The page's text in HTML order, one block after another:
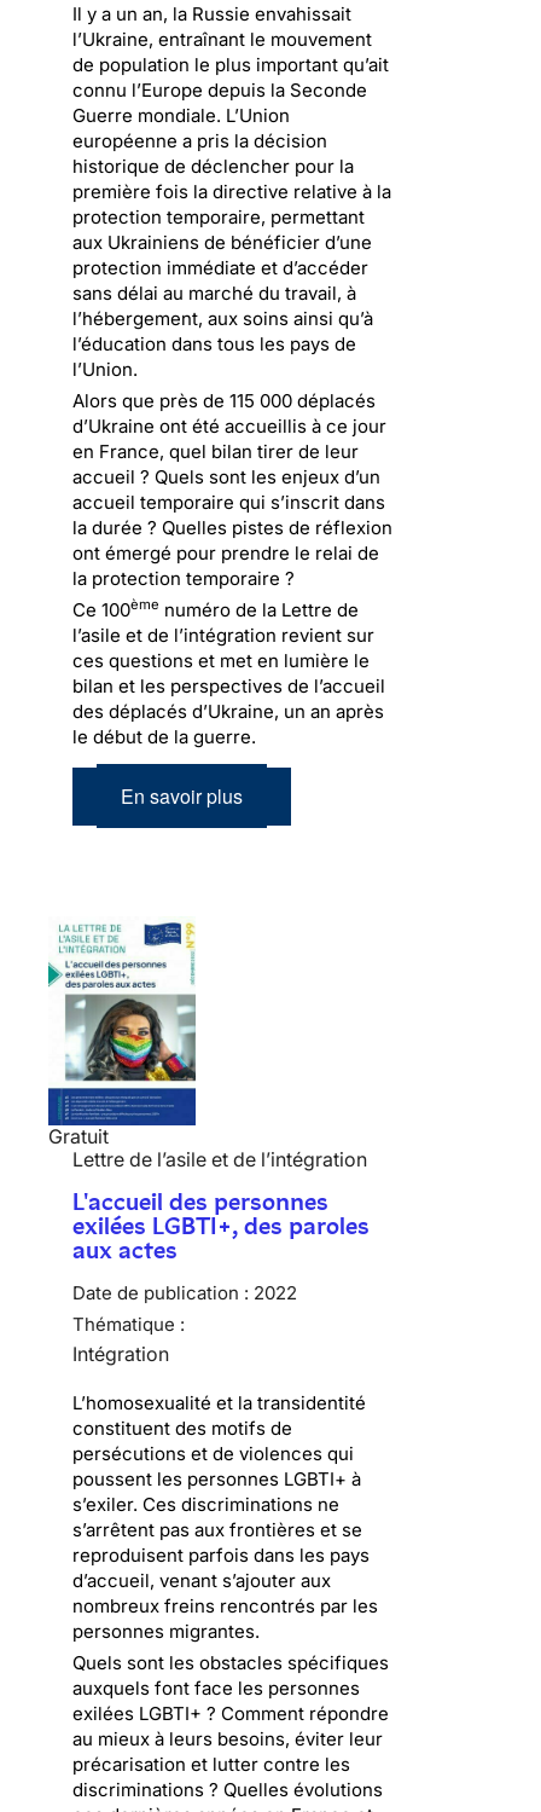
Il y a un an, la Russie envahissait
l’Ukraine, entraînant le mouvement
de population le plus important qu’ait
connu l’Europe depuis la Seconde
Guerre mondiale. L’Union
européenne a pris la décision
historique de déclencher pour la
première fois la directive relative à la
protection temporaire, permettant
aux Ukrainiens de bénéficier d’une
protection immédiate et d’accéder
sans délai au marché du travail, à
l’hébergement, aux soins ainsi qu’à
l’éducation dans tous les pays de
l’Union.
Alors que près de 115 000 déplacés
d’Ukraine ont été accueillis à ce jour
en France, quel bilan tirer de leur
accueil ? Quels sont les enjeux d’un
accueil temporaire qui s’inscrit dans
la durée ? Quelles pistes de réflexion
ont émergé pour prendre le relai de
la protection temporaire ?
Ce 100ème numéro de la Lettre de
l’asile et de l’intégration revient sur
ces questions et met en lumière le
bilan et les perspectives de l’accueil
des déplacés d’Ukraine, un an après
le début de la guerre.
En savoir plus
Gratuit
Lettre de l’asile et de l’intégration
L'accueil des personnes
exilées LGBTI+, des paroles
aux actes
Date de publication : 2022
Thématique :
Intégration
L’homosexualité et la transidentité
constituent des motifs de
persécutions et de violences qui
poussent les personnes LGBTI+ à
s’exiler. Ces discriminations ne
s’arrêtent pas aux frontières et se
reproduisent parfois dans les pays
d’accueil, venant s’ajouter aux
nombreux freins rencontrés par les
personnes migrantes.
Quels sont les obstacles spécifiques
auxquels font face les personnes
exilées LGBTI+ ? Comment répondre
au mieux à leurs besoins, éviter leur
précarisation et lutter contre les
discriminations ? Quelles évolutions